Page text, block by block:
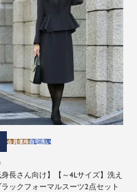
身長さん向け】【～4Lサイズ】洗え
ラックフォーマルスーツ2点セット
会員価格自宅洗い